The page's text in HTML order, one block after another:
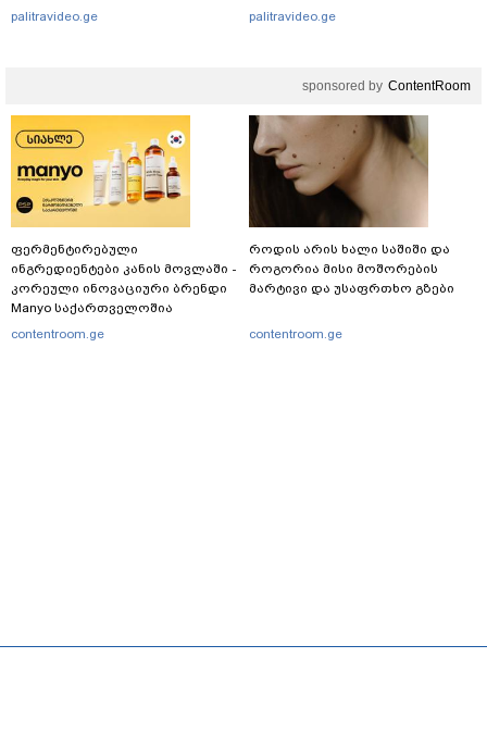
palitravideo.ge
palitravideo.ge
sponsored by ContentRoom
ფერმენტირებული
ინგრედიენტები კანის მოვლაში -
კორეული ინოვაციური ბრენდი
Manyo საქართველოშია
contentroom.ge
როდის არის ხალი საშიში და
როგორია მისი მოშორების
მარტივი და უსაფრთხო გზები
contentroom.ge